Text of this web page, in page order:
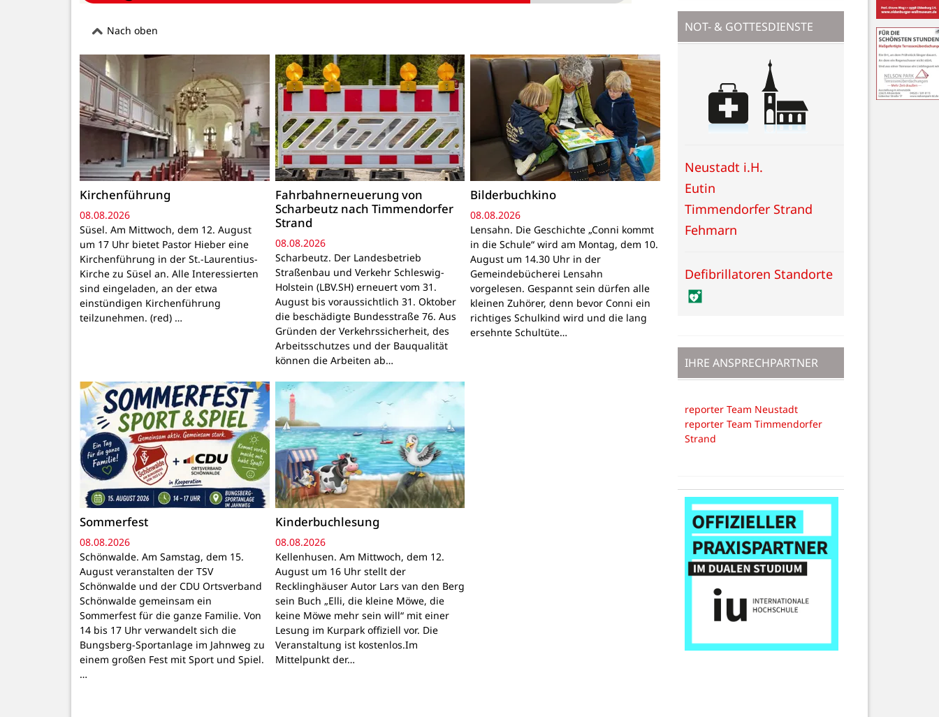
Nach oben
Kirchenführung
08.08.2026
Süsel. Am Mittwoch, dem 12. August
um 17 Uhr bietet Pastor Hieber eine
Kirchenführung in der St.-Laurentius-
Kirche zu Süsel an. Alle Interessierten
sind eingeladen, an der etwa
einstündigen Kirchenführung
teilzunehmen. (red) …
Fahrbahnerneuerung von
Scharbeutz nach Timmendorfer
Strand
08.08.2026
Scharbeutz. Der Landesbetrieb
Straßenbau und Verkehr Schleswig-
Holstein (LBV.SH) erneuert vom 31.
August bis voraussichtlich 31. Oktober
die beschädigte Bundesstraße 76. Aus
Gründen der Verkehrssicherheit, des
Arbeitsschutzes und der Bauqualität
können die Arbeiten ab…
Bilderbuchkino
08.08.2026
Lensahn. Die Geschichte „Conni kommt
in die Schule“ wird am Montag, dem 10.
August um 14.30 Uhr in der
Gemeindebücherei Lensahn
vorgelesen. Gespannt sein dürfen alle
kleinen Zuhörer, denn bevor Conni ein
richtiges Schulkind wird und die lang
ersehnte Schultüte…
Sommerfest
08.08.2026
Schönwalde. Am Samstag, dem 15.
August veranstalten der TSV
Schönwalde und der CDU Ortsverband
Schönwalde gemeinsam ein
Sommerfest für die ganze Familie. Von
14 bis 17 Uhr verwandelt sich die
Bungsberg-Sportanlage im Jahnweg zu
einem großen Fest mit Sport und Spiel.
…
Kinderbuchlesung
08.08.2026
Kellenhusen. Am Mittwoch, dem 12.
August um 16 Uhr stellt der
Recklinghäuser Autor Lars van den Berg
sein Buch „Elli, die kleine Möwe, die
keine Möwe mehr sein will“ mit einer
Lesung im Kurpark offiziell vor. Die
Veranstaltung ist kostenlos.Im
Mittelpunkt der…
NOT- & GOTTESDIENSTE
Neustadt i.H.
Eutin
Timmendorfer Strand
Fehmarn
Defibrillatoren Standorte
IHRE ANSPRECHPARTNER
reporter Team Neustadt
reporter Team Timmendorfer
Strand